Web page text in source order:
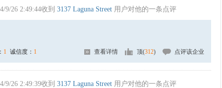
9/26 2:49:44收到 3137 Laguna Street 用户对他的一条点评
1 诚信度： 1 查看详情 顶(312) 点评该企业
9/26 2:49:39收到 3137 Laguna Street 用户对他的一条点评